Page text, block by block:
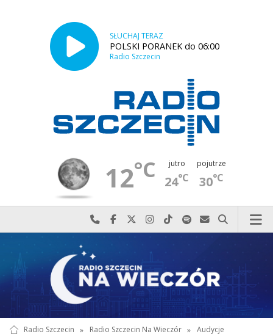
SŁUCHAJ TERAZ
POLSKI PORANEK do 06:00
Radio Szczecin
12°C jutro
24°C
pojutrze
30°C
Najlepiej po prostu do nas zadzwoń
Odwiedź nas na Facebook-u
Odwiedź nas na X
Odwiedź nas na Instagram-ie
Odwiedź nas na TikTok-u
Szukaj nas na Spotify
Wyślij do nas
Szukaj
Radio Szczecin » Radio Szczecin Na Wieczór » Audycje